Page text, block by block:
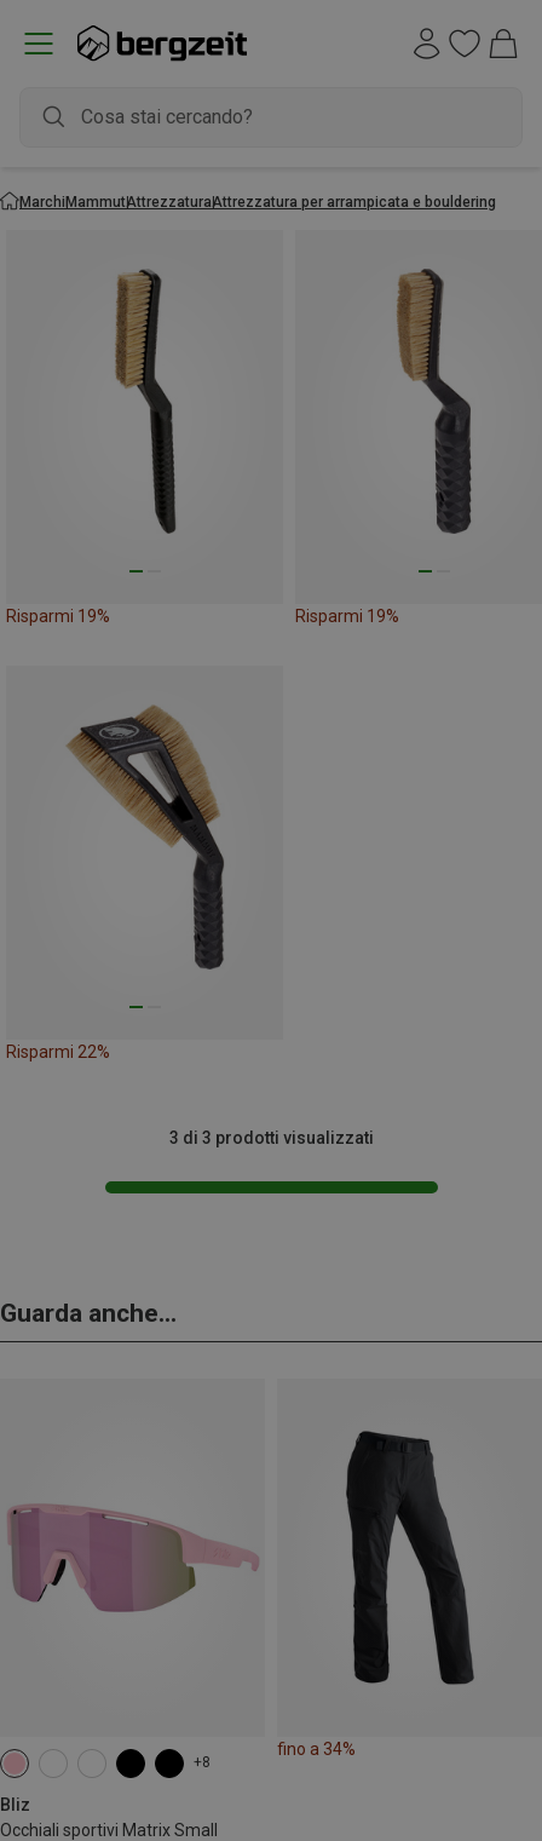
MarchiMammutAttrezzaturaAttrezzatura per arrampicata e bouldering
Risparmi 19% Risparmi 19%
Risparmi 22%
3 di 3 prodotti visualizzati
Guarda anche...
+8
Bliz
Occhiali sportivi Matrix Small
fino a 34%